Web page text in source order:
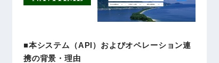
■本システム（API）およびオペレーション連
携の背景・理由